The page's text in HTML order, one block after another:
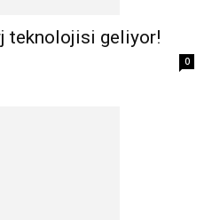
teknolojisi geliyor!
0